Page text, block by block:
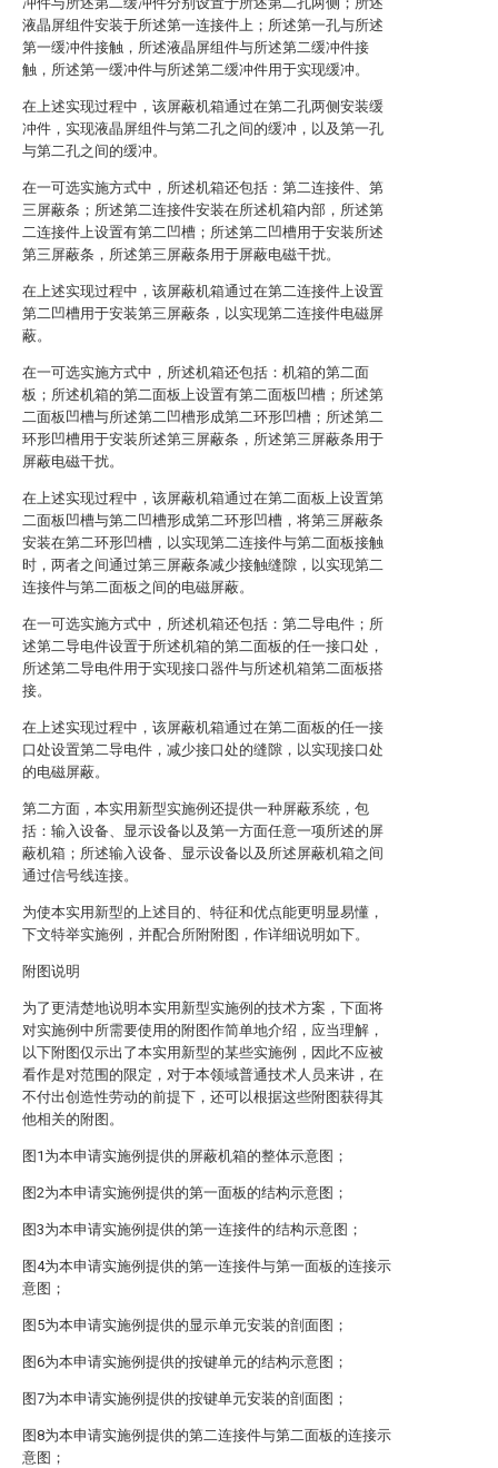
液晶屏组件安装于所述第一连接件上；所述第一孔与所述
第一缓冲件接触，所述液晶屏组件与所述第二缓冲件接
触，所述第一缓冲件与所述第二缓冲件用于实现缓冲。
在上述实现过程中，该屏蔽机箱通过在第二孔两侧安装缓
冲件，实现液晶屏组件与第二孔之间的缓冲，以及第一孔
与第二孔之间的缓冲。
在一可选实施方式中，所述机箱还包括：第二连接件、第
三屏蔽条；所述第二连接件安装在所述机箱内部，所述第
二连接件上设置有第二凹槽；所述第二凹槽用于安装所述
第三屏蔽条，所述第三屏蔽条用于屏蔽电磁干扰。
在上述实现过程中，该屏蔽机箱通过在第二连接件上设置
第二凹槽用于安装第三屏蔽条，以实现第二连接件电磁屏
蔽。
在一可选实施方式中，所述机箱还包括：机箱的第二面
板；所述机箱的第二面板上设置有第二面板凹槽；所述第
二面板凹槽与所述第二凹槽形成第二环形凹槽；所述第二
环形凹槽用于安装所述第三屏蔽条，所述第三屏蔽条用于
屏蔽电磁干扰。
在上述实现过程中，该屏蔽机箱通过在第二面板上设置第
二面板凹槽与第二凹槽形成第二环形凹槽，将第三屏蔽条
安装在第二环形凹槽，以实现第二连接件与第二面板接触
时，两者之间通过第三屏蔽条减少接触缝隙，以实现第二
连接件与第二面板之间的电磁屏蔽。
在一可选实施方式中，所述机箱还包括：第二导电件；所
述第二导电件设置于所述机箱的第二面板的任一接口处，
所述第二导电件用于实现接口器件与所述机箱第二面板搭
接。
在上述实现过程中，该屏蔽机箱通过在第二面板的任一接
口处设置第二导电件，减少接口处的缝隙，以实现接口处
的电磁屏蔽。
第二方面，本实用新型实施例还提供一种屏蔽系统，包
括：输入设备、显示设备以及第一方面任意一项所述的屏
蔽机箱；所述输入设备、显示设备以及所述屏蔽机箱之间
通过信号线连接。
为使本实用新型的上述目的、特征和优点能更明显易懂，
下文特举实施例，并配合所附附图，作详细说明如下。
附图说明
为了更清楚地说明本实用新型实施例的技术方案，下面将
对实施例中所需要使用的附图作简单地介绍，应当理解，
以下附图仅示出了本实用新型的某些实施例，因此不应被
看作是对范围的限定，对于本领域普通技术人员来讲，在
不付出创造性劳动的前提下，还可以根据这些附图获得其
他相关的附图。
图1为本申请实施例提供的屏蔽机箱的整体示意图；
图2为本申请实施例提供的第一面板的结构示意图；
图3为本申请实施例提供的第一连接件的结构示意图；
图4为本申请实施例提供的第一连接件与第一面板的连接示
意图；
图5为本申请实施例提供的显示单元安装的剖面图；
图6为本申请实施例提供的按键单元的结构示意图；
图7为本申请实施例提供的按键单元安装的剖面图；
图8为本申请实施例提供的第二连接件与第二面板的连接示
意图；